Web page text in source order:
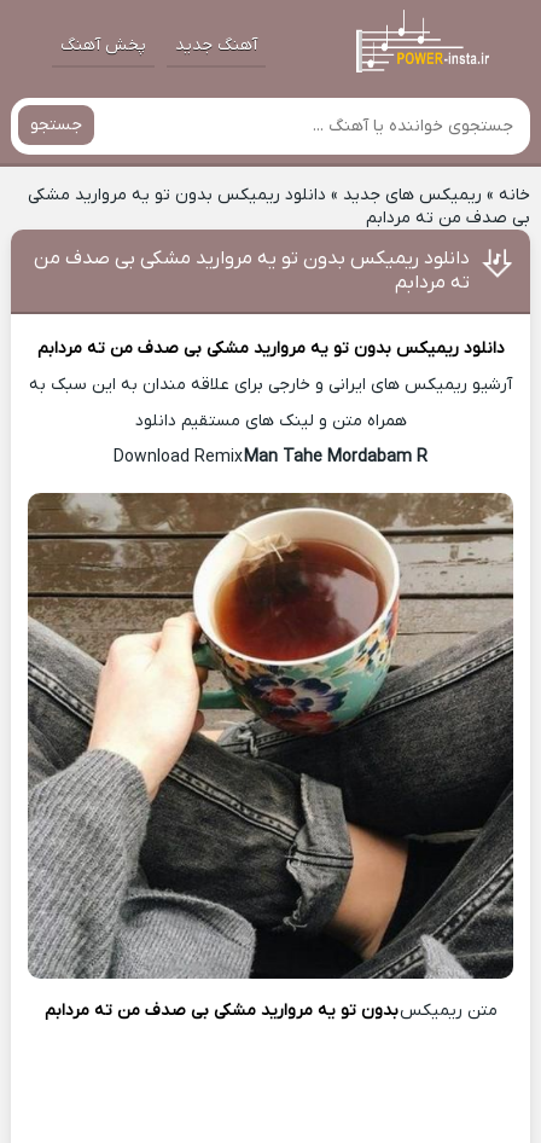
آهنگ جدید پخش آهنگ
جستجو
خانه» ریمیکس های جدید » دانلود ریمیکس بدون تو یه مروارید مشکی
بی صدف من ته مردابم
دانلود ریمیکس بدون تو یه مروارید مشکی بی صدف من
ته مردابم
دانلود ریمیکس بدون تو یه مروارید مشکی بی صدف من ته مردابم
آرشیو ریمیکس های ایرانی و خارجی برای علاقه مندان به این سبک به
همراه متن و لینک های مستقیم دانلود
Download Remix
Man Tahe Mordabam R
متن ریمیکسبدون تو یه مروارید مشکی بی صدف من ته مردابم